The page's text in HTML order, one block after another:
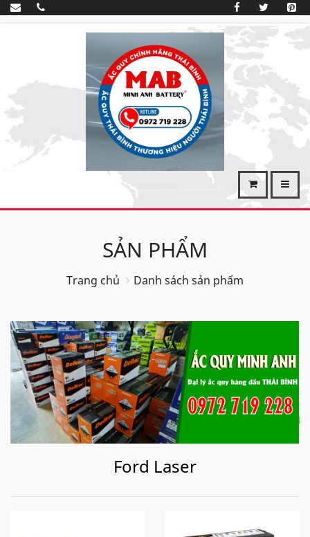
SẢN PHẨM
Trang chủ Danh sách sản phẩm
Ford Laser